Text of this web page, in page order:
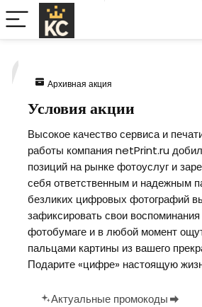
Архивная акция
Условия акции
Высокое качество сервиса и
работы компания netPrint.ru
позиций на рынке фотоуслуг и
себя ответственным и надежным
безликих цифровых фотографий
зафиксировать свои
фотобумаге и в любой момент
пальцами картины из вашего
Подарите «цифре» настоящую
Актуальные промокоды